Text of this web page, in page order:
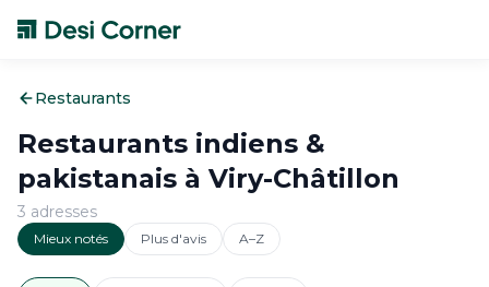
Restaurants
Restaurants indiens &
pakistanais à Viry-Châtillon
3 adresses
Mieux notés Plus d'avis A–Z